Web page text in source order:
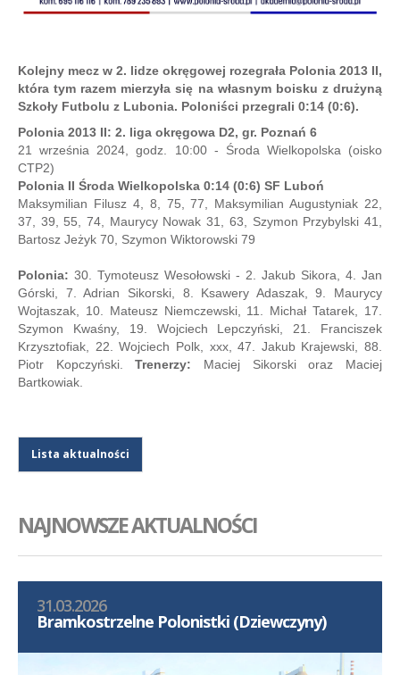
Kolejny mecz w 2. lidze okręgowej rozegrała Polonia 2013 II,
która tym razem mierzyła się na własnym boisku z drużyną
Szkoły Futbolu z Lubonia. Poloniści przegrali 0:14 (0:6).
Polonia 2013 II: 2. liga okręgowa D2, gr. Poznań 6
21 września 2024, godz. 10:00 - Środa Wielkopolska (oisko
CTP2)
Polonia II Środa Wielkopolska 0:14 (0:6) SF Luboń
Maksymilian Filusz 4, 8, 75, 77, Maksymilian Augustyniak 22,
37, 39, 55, 74, Maurycy Nowak 31, 63, Szymon Przybylski 41,
Bartosz Jeżyk 70, Szymon Wiktorowski 79
Polonia: 30. Tymoteusz Wesołowski - 2. Jakub Sikora, 4. Jan
Górski, 7. Adrian Sikorski, 8. Ksawery Adaszak, 9. Maurycy
Wojtaszak, 10. Mateusz Niemczewski, 11. Michał Tatarek, 17.
Szymon Kwaśny, 19. Wojciech Lepczyński, 21. Franciszek
Krzysztofiak, 22. Wojciech Polk, xxx, 47. Jakub Krajewski, 88.
Piotr Kopczyński.Trenerzy: Maciej Sikorski oraz Maciej
Bartkowiak.
Lista aktualności
NAJNOWSZE AKTUALNOŚCI
31.03.2026
Bramkostrzelne Polonistki (Dziewczyny)